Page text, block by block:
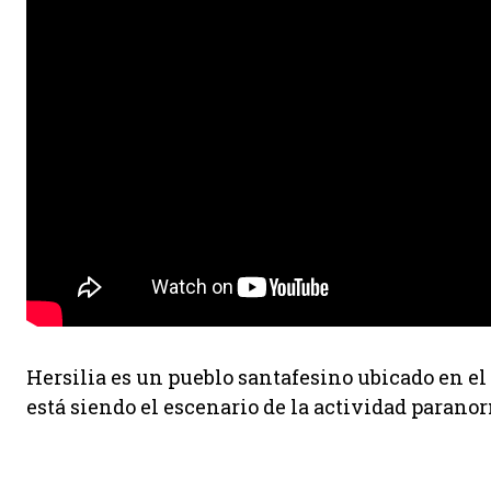
Hersilia es un pueblo santafesino ubicado en
está siendo el escenario de la actividad